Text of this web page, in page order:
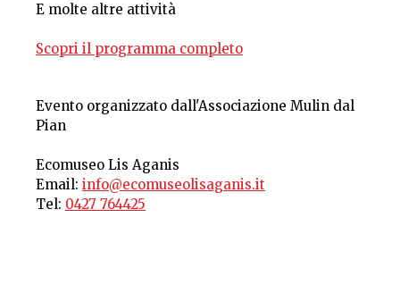
E molte altre attività
Scopri il programma completo
Evento organizzato dall'Associazione Mulin dal
Pian
Ecomuseo Lis Aganis
Email: info@ecomuseolisaganis.it
Tel: 0427 764425